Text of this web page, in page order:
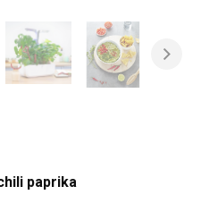
paprika